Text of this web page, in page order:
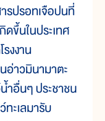
ปรอทเจือปนที่
ดขึ้นในประเทศ
งงาน
อ่าวมินามาตะ
ำอื่นๆ ประชาชน
ะเลมารับ